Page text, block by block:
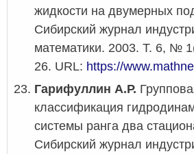
жидкости на двумерных
Сибирский журнал
математики. 2003. Т. 6, №
26. URL: https://
Гарифуллин А.Р.
классификация
системы ранга два
Сибирский журнал